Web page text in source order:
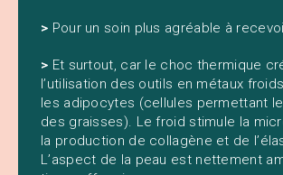
> Pour un soin plus agréable à
> Et surtout, car le choc thermique
l’utilisation des outils en métaux
les adipocytes (cellules permettant
des graisses). Le froid stimule la
la production de collagène et de
L’aspect de la peau est nettement